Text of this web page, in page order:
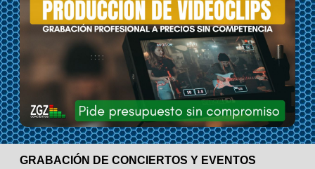
GRABACIÓN DE CONCIERTOS Y EVENTOS